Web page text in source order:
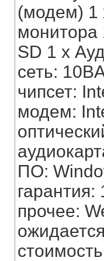
(модем) 1
монитора
SD 1 x
сеть:
чипсет:
модем:
ПО:
гарантия:
прочее: